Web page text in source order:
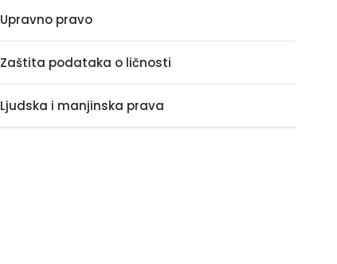
Upravno pravo
Zaštita podataka o ličnosti
Ljudska i manjinska prava